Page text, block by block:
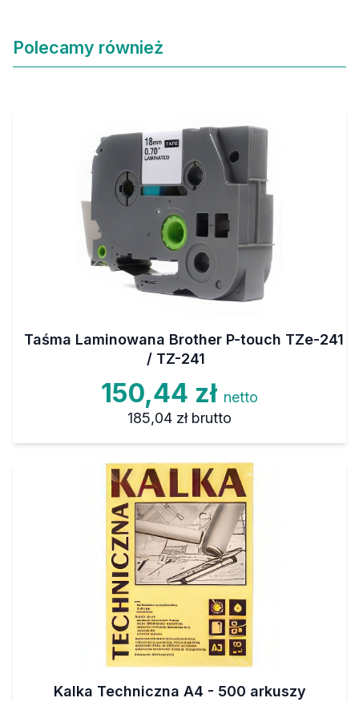
Polecamy również
Taśma Laminowana Brother P-touch TZe-241
/ TZ-241
150,44 zł netto
185,04 zł brutto
Kalka Techniczna A4 - 500 arkuszy